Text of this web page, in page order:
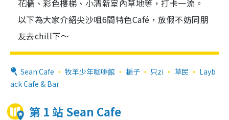
花牆、彩色樓梯、小清新室內草地等，打卡一流。
以下為大家介紹尖沙咀6間特色Café，放假不妨同朋
友去chill下～
Sean Cafe 牧羊少年咖啡館 梔子 只zi 草民
Layb
ack Cafe & Bar
第 1 站 Sean Cafe